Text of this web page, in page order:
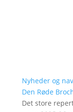
Nyheder og
Den Røde
Det store